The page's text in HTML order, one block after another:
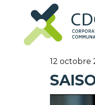
12 octobre